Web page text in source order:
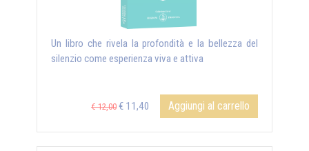
Un libro che rivela la profondità e la bellezza del
silenzio come esperienza viva e attiva
€ 12,00 € 11,40 Aggiungi al carrello